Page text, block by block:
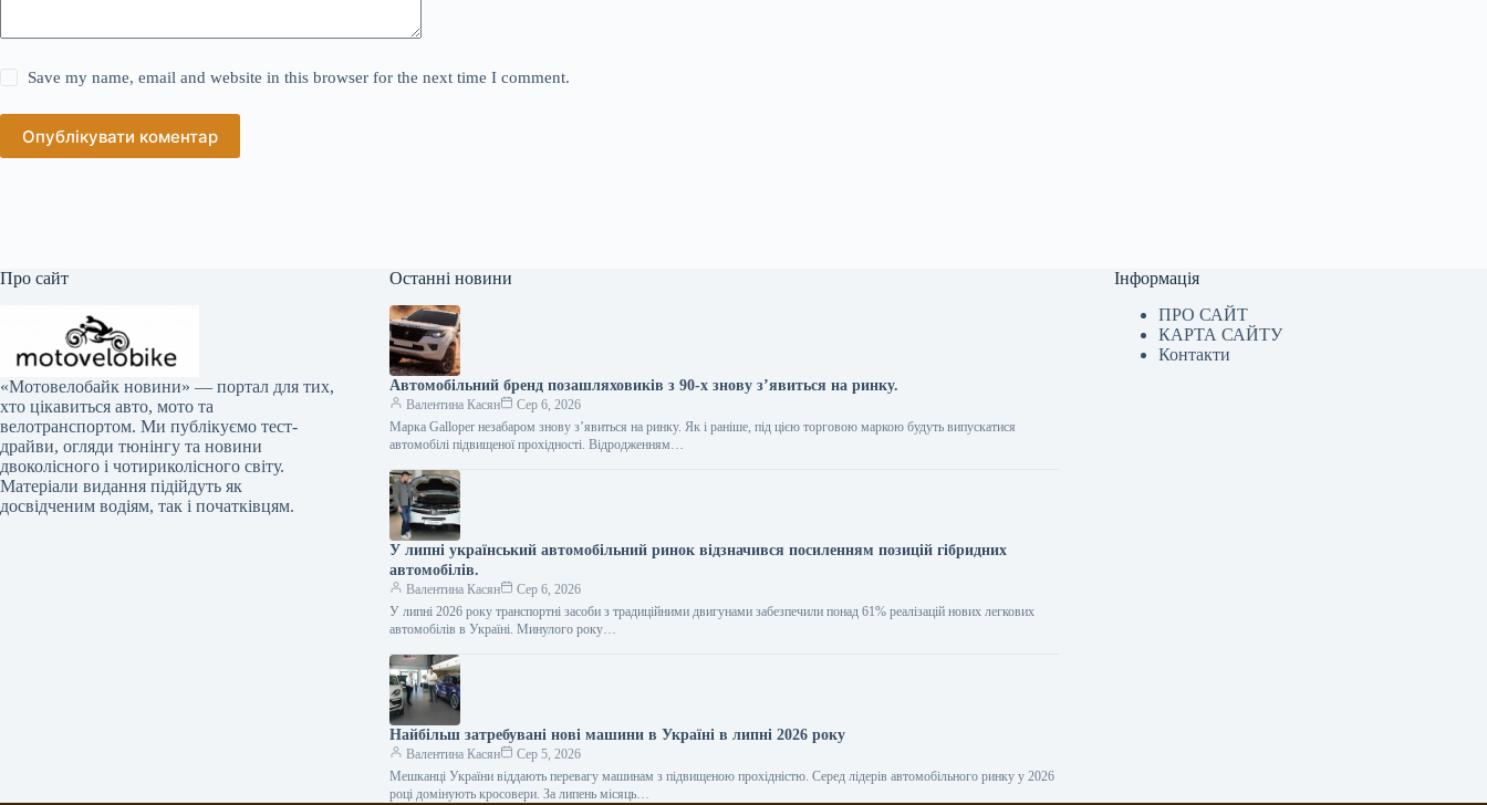
Save my name, email and website in this browser for the next time I comment.
Опублікувати коментар
Про сайт
«Мотовелобайк новини» — портал для тих,
хто цікавиться авто, мото та
велотранспортом. Ми публікуємо тест-
драйви, огляди тюнінгу та новини
двоколісного і чотириколісного світу.
Матеріали видання підійдуть як
досвідченим водіям, так і початківцям.
Останні новини
Автомобільний бренд позашляховиків з 90-х знову з’явиться на ринку.
Валентина Касян
Сер 6, 2026
Марка Galloper незабаром знову з’явиться на ринку. Як і раніше, під цією торговою маркою будуть випускатися
автомобілі підвищеної прохідності. Відродженням…
У липні український автомобільний ринок відзначився посиленням позицій гібридних
автомобілів.
Валентина Касян
Сер 6, 2026
У липні 2026 року транспортні засоби з традиційними двигунами забезпечили понад 61% реалізацій нових легкових
автомобілів в Україні. Минулого року…
Найбільш затребувані нові машини в Україні в липні 2026 року
Валентина Касян
Сер 5, 2026
Мешканці України віддають перевагу машинам з підвищеною прохідністю. Серед лідерів автомобільного ринку у 2026
році домінують кросовери. За липень місяць…
Інформація
ПРО САЙТ
КАРТА САЙТУ
Контакти